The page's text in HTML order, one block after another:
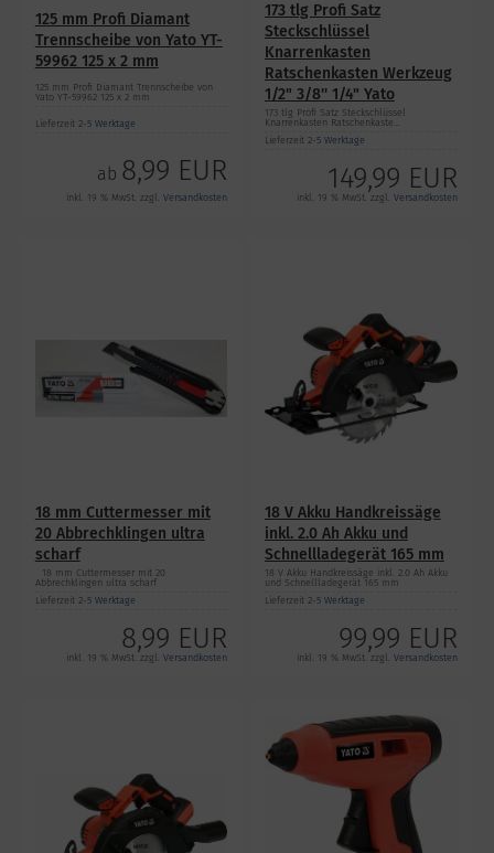
125 mm Profi Diamant
Trennscheibe von Yato YT-
59962 125 x 2 mm
125 mm Profi Diamant Trennscheibe von
Yato YT-59962 125 x 2 mm
Lieferzeit 2-5 Werktage
ab 8,99 EUR
inkl. 19 % MwSt. zzgl.Versandkosten
173 tlg Profi Satz
Steckschlüssel
Knarrenkasten
Ratschenkasten Werkzeug
1/2" 3/8'' 1/4" Yato
173 tlg Profi Satz Steckschlüssel
Knarrenkasten Ratschenkaste...
Lieferzeit 2-5 Werktage
149,99 EUR
inkl. 19 % MwSt. zzgl. Versandkosten
18 mm Cuttermesser mit
20 Abbrechklingen ultra
scharf
18 mm Cuttermesser mit 20
Abbrechklingen ultra scharf
Lieferzeit 2-5 Werktage
8,99 EUR
inkl. 19 % MwSt. zzgl.Versandkosten
18 V Akku Handkreissäge
inkl. 2.0 Ah Akku und
Schnellladegerät 165 mm
18 V Akku Handkreissäge inkl. 2.0 Ah Akku
und Schnellladegerät 165 mm
Lieferzeit 2-5 Werktage
99,99 EUR
inkl. 19 % MwSt. zzgl. Versandkosten